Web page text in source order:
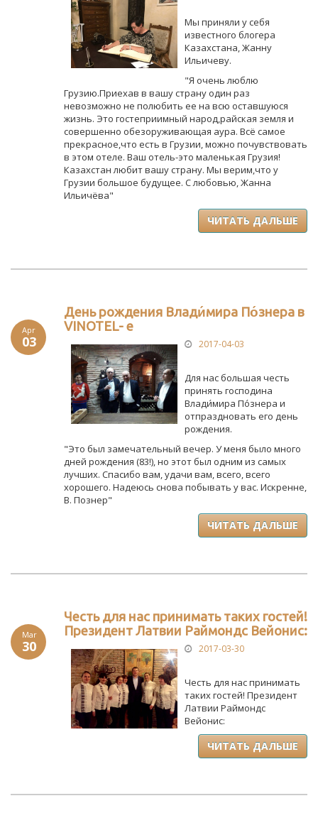
Мы приняли у себя
известного блогера
Казахстана, Жанну
Ильичеву.
"Я очень люблю
Грузию.Приехав в вашу страну один раз
невозможно не полюбить ее на всю оставшуюся
жизнь. Это гостеприимный народ,райская земля и
совершенно обезоруживающая аура. Всё самое
прекрасное,что есть в Грузии, можно почувствовать
в этом отеле. Ваш отель-это маленькая Грузия!
Казахстан любит вашу страну. Мы верим,что у
Грузии большое будущее. С любовью, Жаннa
Ильичёва"
ЧИТАТЬ ДАЛЬШЕ
Apr
03
День рождения Влади́мира По́знера в
VINOTEL- е
2017-04-03
Для нас большая честь
принять господина
Влади́мира По́знера и
отпраздновать его день
рождения.
"Это был замечательный вечер. У меня было много
дней рождения (83!), но этот был одним из самых
лучших. Спасибо вам, удачи вам, всего, всего
хорошего. Надеюсь снова побывать у вас. Искренне,
В. Познер"
ЧИТАТЬ ДАЛЬШЕ
Mar
30
Честь для нас принимать таких гостей!
Президент Латвии Раймондс Вейонис:
2017-03-30
Честь для нас принимать
таких гостей! Президент
Латвии Раймондс
Вейонис:
ЧИТАТЬ ДАЛЬШЕ